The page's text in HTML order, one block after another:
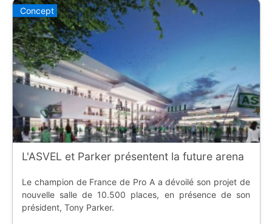
Concept
L'ASVEL et Parker présentent la future arena
Le champion de France de Pro A a dévoilé son projet de
nouvelle salle de 10.500 places, en présence de son
président, Tony Parker.